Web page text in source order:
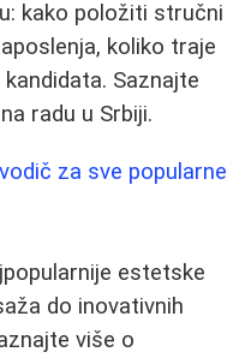
kako položiti stručni
koliko traje
Saznajte
radu u Srbiji.
za sve popularne
estetske
do inovativnih
više o